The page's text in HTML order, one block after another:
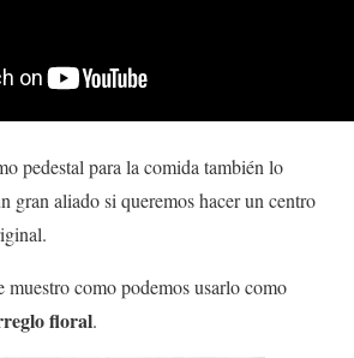
pedestal para la comida también lo
gran aliado si queremos hacer un centro
como podemos usarlo como
floral.